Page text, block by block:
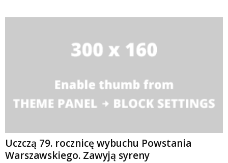
Uczczą 79. rocznicę wybuchu Powstania
Warszawskiego. Zawyją syreny